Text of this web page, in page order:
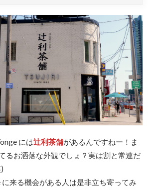
には辻利茶舗があるんですねー！ま
るお洒落な外観でしょ？実は割と常連だ
に来る機会がある人は是非立ち寄ってみ